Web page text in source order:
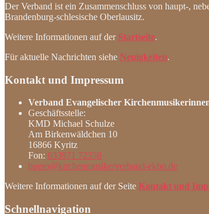
Der Verband ist ein Zusammenschluss von haupt-,
Brandenburg-schlesische Oberlausitz.
Weitere Informationen auf der Startseite.
Für aktuelle Nachrichten siehe Neuigkeiten.
Kontakt und Impressum
Verband Evangelischer
Geschäftsstelle:
KMD Michael Schulze
Am Birkenwäldchen 10
16866 Kyritz
Fon: 033971 72358
buero@kirchenmusikerverband-ekbo.de
Weitere Informationen auf der Seite Kontakt und
Schnellnavigation